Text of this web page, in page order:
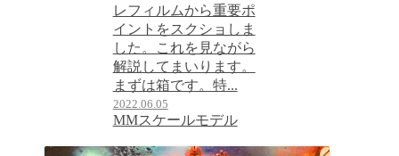
レフィルムから重要ポ
イントをスクショしま
した。これを見ながら
解説してまいります。
まずは箱です。特...
2022.06.05
MMスケールモデル